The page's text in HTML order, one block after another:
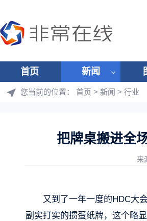
首页 新闻
您当前的位置： 首页 > 新闻 > 行业
把牌桌搬进全
来
又到了一年一度的HDC大
副实打实的掼蛋纸牌，这个略